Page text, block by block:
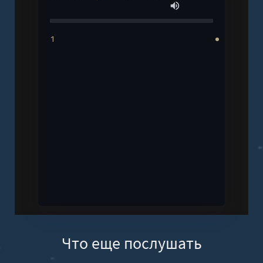
1
Что еще послушать